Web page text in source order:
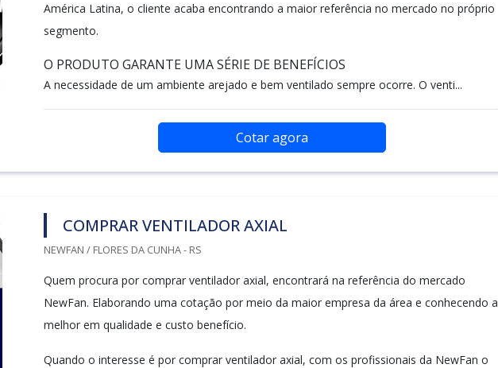
América Latina, o cliente acaba encontrando a maior referência no mercado no próprio
segmento.
O PRODUTO GARANTE UMA SÉRIE DE BENEFÍCIOS
A necessidade de um ambiente arejado e bem ventilado sempre ocorre. O venti...
Cotar agora
COMPRAR VENTILADOR AXIAL
NEWFAN / FLORES DA CUNHA - RS
Quem procura por comprar ventilador axial, encontrará na referência do mercado
NewFan. Elaborando uma cotação por meio da maior empresa da área e conhecendo a
melhor em qualidade e custo benefício.
Quando o interesse é por comprar ventilador axial, com os profissionais da NewFan o